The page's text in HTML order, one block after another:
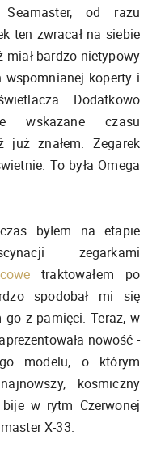
od razu
ten zwracał na siebie
miał bardzo nietypowy
koperty i
Dodatkowo
wskazane czasu
już znałem. Zegarek
To była Omega
byłem na etapie
zegarkami
traktowałem po
spodobał mi się
go z pamięci. Teraz, w
nowość -
modelu, o którym
kosmiczny
w rytm Czerwonej
X-33.